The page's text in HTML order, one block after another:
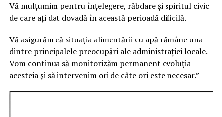
Vă mulțumim pentru înțelegere, răbdare și spiritul civic
de care ați dat dovadă în această perioadă dificilă.
Vă asigurăm că situația alimentării cu apă rămâne una
dintre principalele preocupări ale administrației locale.
Vom continua să monitorizăm permanent evoluția
acesteia și să intervenim ori de câte ori este necesar.”